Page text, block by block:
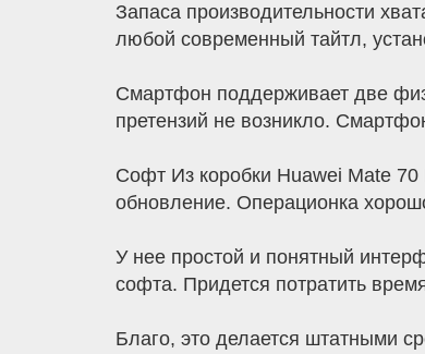
Запаса производительности
любой современный тайтл,
Смартфон поддерживает две
претензий не возникло.
Софт Из коробки Huawei Mate 70
обновление. Операционка
У нее простой и понятный
софта. Придется потратить
Благо, это делается штатными